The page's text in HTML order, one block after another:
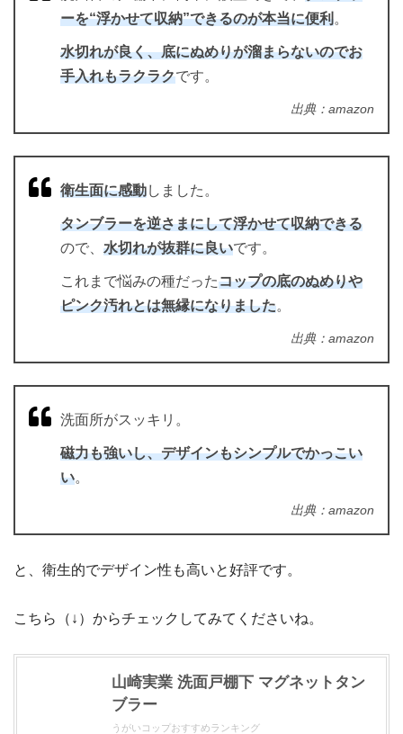
ーを“浮かせて収納”できるのが本当に便利 。
水切れが良く、底にぬめりが溜まらないのでお
手入れもラクラクです。
出典：amazon
衛生面に感動しました。
タンブラーを逆さまにして浮かせて収納できる
ので、 水切れが抜群に良いです。
これまで悩みの種だったコップの底のぬめりや
ピンク汚れとは無縁になりました。
出典：amazon
洗面所がスッキリ。
磁力も強いし、デザインもシンプルでかっこい
い。
出典：amazon
と、衛生的でデザイン性も高いと好評です。
こちら（↓）からチェックしてみてくださいね。
山崎実業 洗面戸棚下 マグネットタン
ブラー
うがいコップおすすめランキング